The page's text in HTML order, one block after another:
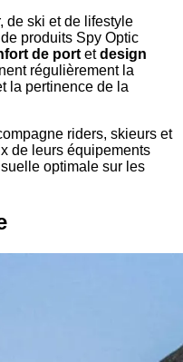
de ski et de lifestyle
produits Spy Optic
de portetdesign
régulièrement la
la pertinence de la
riders, skieurs et
de leurs équipements
optimale sur les